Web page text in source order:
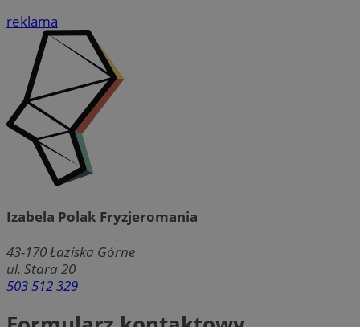
reklama
Izabela Polak Fryzjeromania
43-170Łaziska Górne
ul. Stara 20
503 512 329